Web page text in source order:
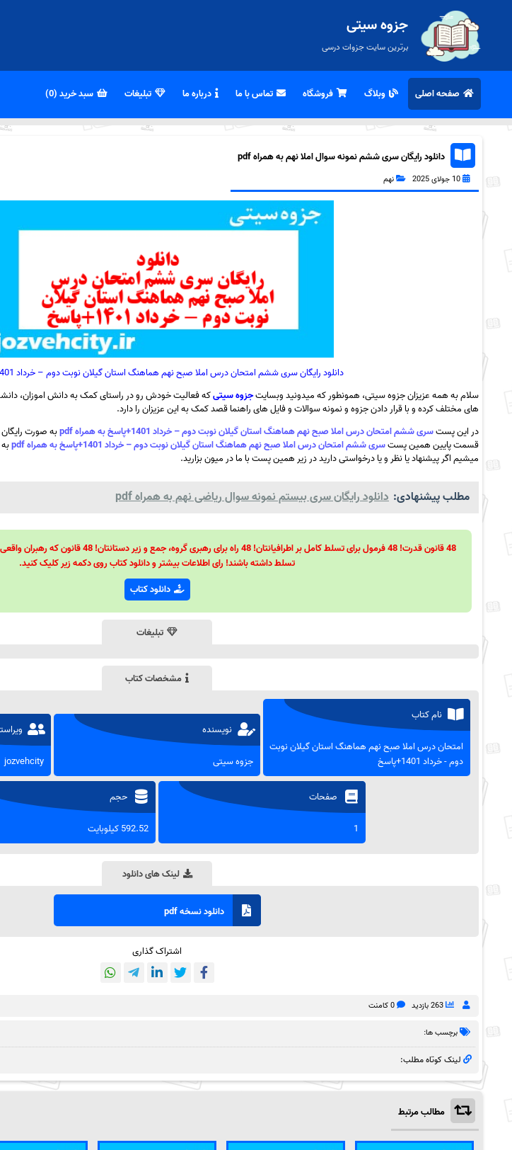
جزوه سیتی
برترین سایت جزوات درسی
صفحه اصلی وبلاگ فروشگاه تماس با ما درباره ما تبلیغات سبد خرید (0)
دانلود رایگان سری ششم نمونه سوال املا نهم به همراه pdf
10 جولای 2025 نهم
دانلود رایگان سری ششم امتحان درس املا صبح نهم هماهنگ استان گیلان نوبت دوم – خرداد 1401+پاسخ
سلام به همه عزیزان جزوه سیتی، همونطور که میدونید وبسایتجزوه سیتیکه فعالیت خودش رو در راستای کمک به دانش اموزان،
های مختلف کرده و با قرار دادن جزوه و نمونه سوالات و فایل های راهنما قصد کمک به این عزیزان را دارد.
در این پستسری ششم امتحان درس املا صبح نهم هماهنگ استان گیلان نوبت دوم – خرداد 1401+پاسخ به همراه pdf
به صورت
قسمت پایین همین پستسری ششم امتحان درس املا صبح نهم هماهنگ استان گیلان نوبت دوم – خرداد 1401+پاسخ به همراه pdf
میشیم اگر پیشنهاد یا نظر و یا درخواستی دارید در زیر همین پست با ما در میون بزارید.
مطلب پیشنهادی: دانلود رایگان سری بیستم نمونه سوال ریاضی نهم به همراه pdf
48 قانون قدرت! 48 فرمول برای تسلط کامل بر اطرافیانتان!
تسلط داشته باشند! رای اطلاعات بیشتر و دانلود کتاب روی دکمه زیر کلیک کنید.
دانلود کتاب
تبلیغات
مشخصات کتاب
نام کتاب
امتحان درس املا صبح نهم هماهنگ استان گیلان نوبت
دوم - خرداد 1401+پاسخ
نویسنده
جزوه سیتی jozvehcity
صفحات
1
حجم
592.52 کیلوبایت
لینک های دانلود
دانلود نسخه pdf
اشتراک گذاری
263 بازدید 0 کامنت
برچسب ها:
لینک کوتاه مطلب:
مطالب مرتبط